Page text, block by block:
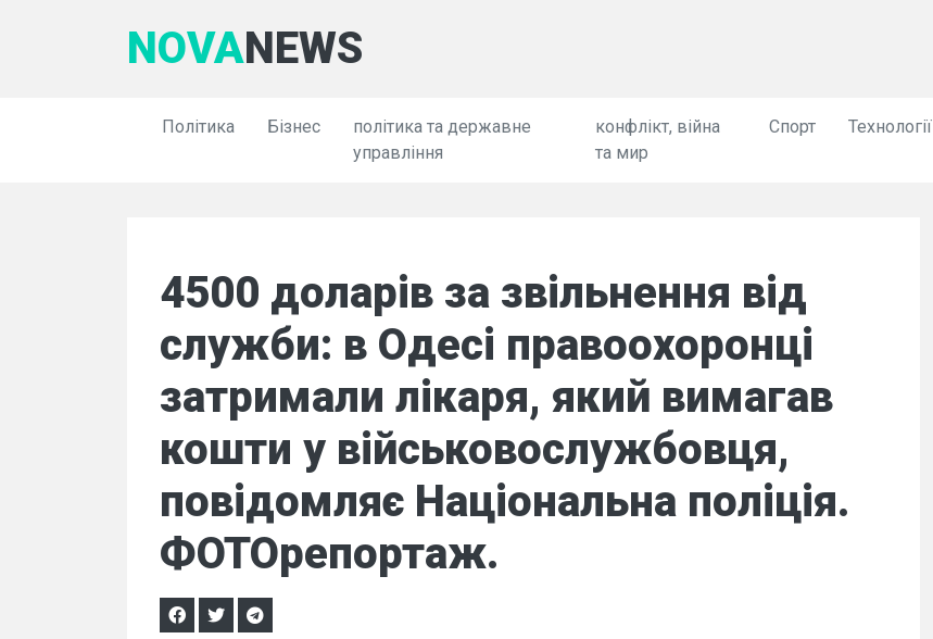
NOVANEWS
Політика Бізнес
політика та державне
управління
конфлікт, війна
та мир
Спорт Технології
4500 доларів за звільнення від
служби: в Одесі правоохоронці
затримали лікаря, який вимагав
кошти у військовослужбовця,
повідомляє Національна поліція.
ФОТОрепортаж.